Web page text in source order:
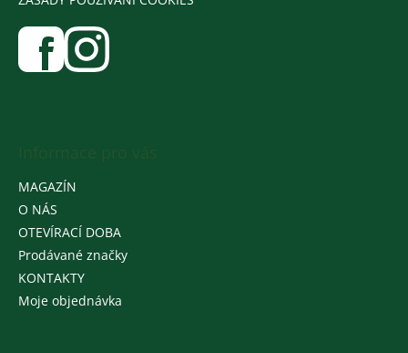
MAGAZÍN
O NÁS
OTEVÍRACÍ DOBA
Prodávané značky
KONTAKTY
Moje objednávka